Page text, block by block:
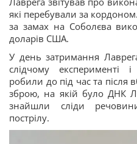
які перебували за
за замах на Соболєва
доларів США.
У день затримання
слідчому експерименті
робили до під час та після
зброю, на якій було ДНК
знайшли сліди
пострілу.